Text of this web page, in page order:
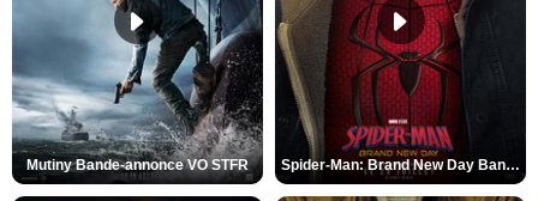
Mutiny Bande-annonce VO STFR Spider-Man: Brand New Day Bande-annonce VO STFR